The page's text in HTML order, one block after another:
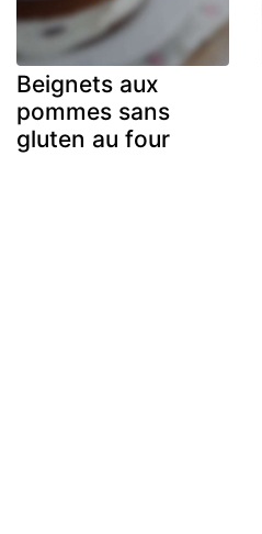
Beignets aux
pommes sans
gluten au four